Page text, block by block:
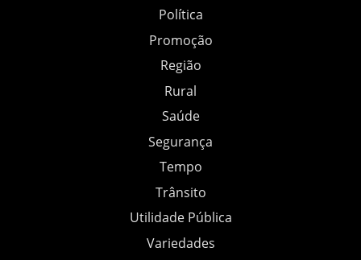
Política
Promoção
Região
Rural
Saúde
Segurança
Tempo
Trânsito
Utilidade Pública
Variedades